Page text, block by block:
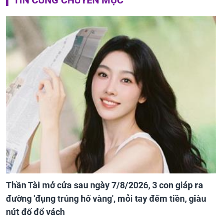
Thần Tài mở cửa sau ngày 7/8/2026, 3 con giáp ra
đường 'đụng trúng hố vàng', mỏi tay đếm tiền, giàu
nứt đố đổ vách